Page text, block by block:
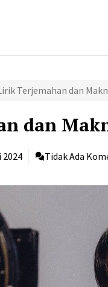
Terjemahan dan
dan
2024 Tidak Ada